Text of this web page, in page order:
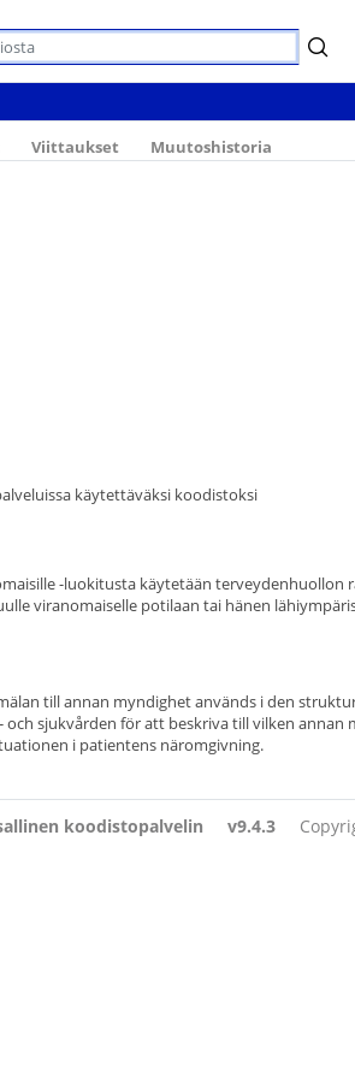
Viittaukset Muutoshistoria
käytettäväksi koodistoksi
-luokitusta käytetään terveydenhuollon
viranomaiselle potilaan tai hänen
till annan myndighet används i den
sjukvården för att beskriva till vilken annan
i patientens näromgivning.
koodistopalvelin v9.4.3